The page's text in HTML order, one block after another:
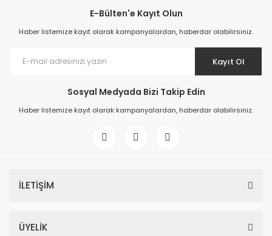
E-Bülten'e Kayıt Olun
Haber listemize kayıt olarak kampanyalardan, haberdar olabilirsiniz.
Kayıt Ol
Sosyal Medyada Bizi Takip Edin
Haber listemize kayıt olarak kampanyalardan, haberdar olabilirsiniz.
İLETİŞİM
ÜYELİK